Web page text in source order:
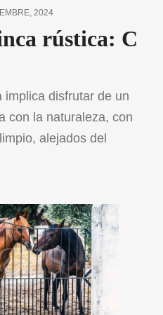
2024
rústica: C
implica disfrutar de un
con la naturaleza, con
alejados del
ya sea a través de la
rural. Además,